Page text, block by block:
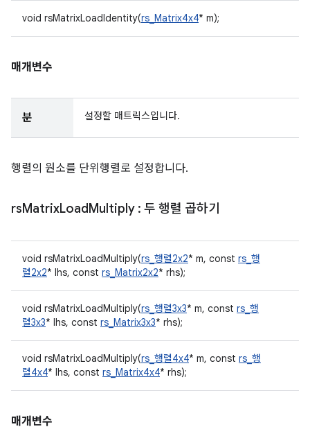
void rsMatrixLoadIdentity(rs_Matrix4x4* m);
매개변수
분 설정할 매트릭스입니다.
행렬의 원소를 단위행렬로 설정합니다.
rsMatrixLoad Multiply : 두 행렬 곱하기
void rsMatrixLoadMultiply(rs_행렬2x2* m, const rs_행
렬2x2* lhs, const rs_Matrix2x2* rhs);
void rsMatrixLoadMultiply(rs_행렬3x3* m, const rs_행
렬3x3* lhs, const rs_Matrix3x3* rhs);
void rsMatrixLoadMultiply(rs_행렬4x4* m, const rs_행
렬4x4* lhs, const rs_Matrix4x4* rhs);
매개변수